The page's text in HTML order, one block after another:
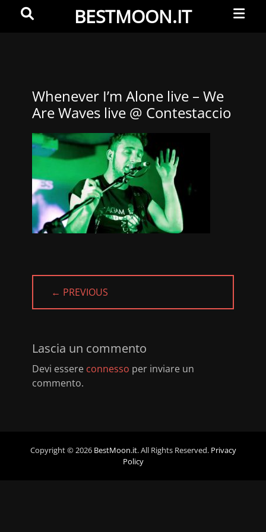
BESTMOON.IT
-
Web
Menu
Whenever I’m Alone live – We
Are Waves live @ Contestaccio
← PREVIOUS
PREVIOUS
Lascia un commento
Devi essere connesso per inviare un
commento.
Copyright © 2026 BestMoon.it. All Rights Reserved. Privacy
Policy